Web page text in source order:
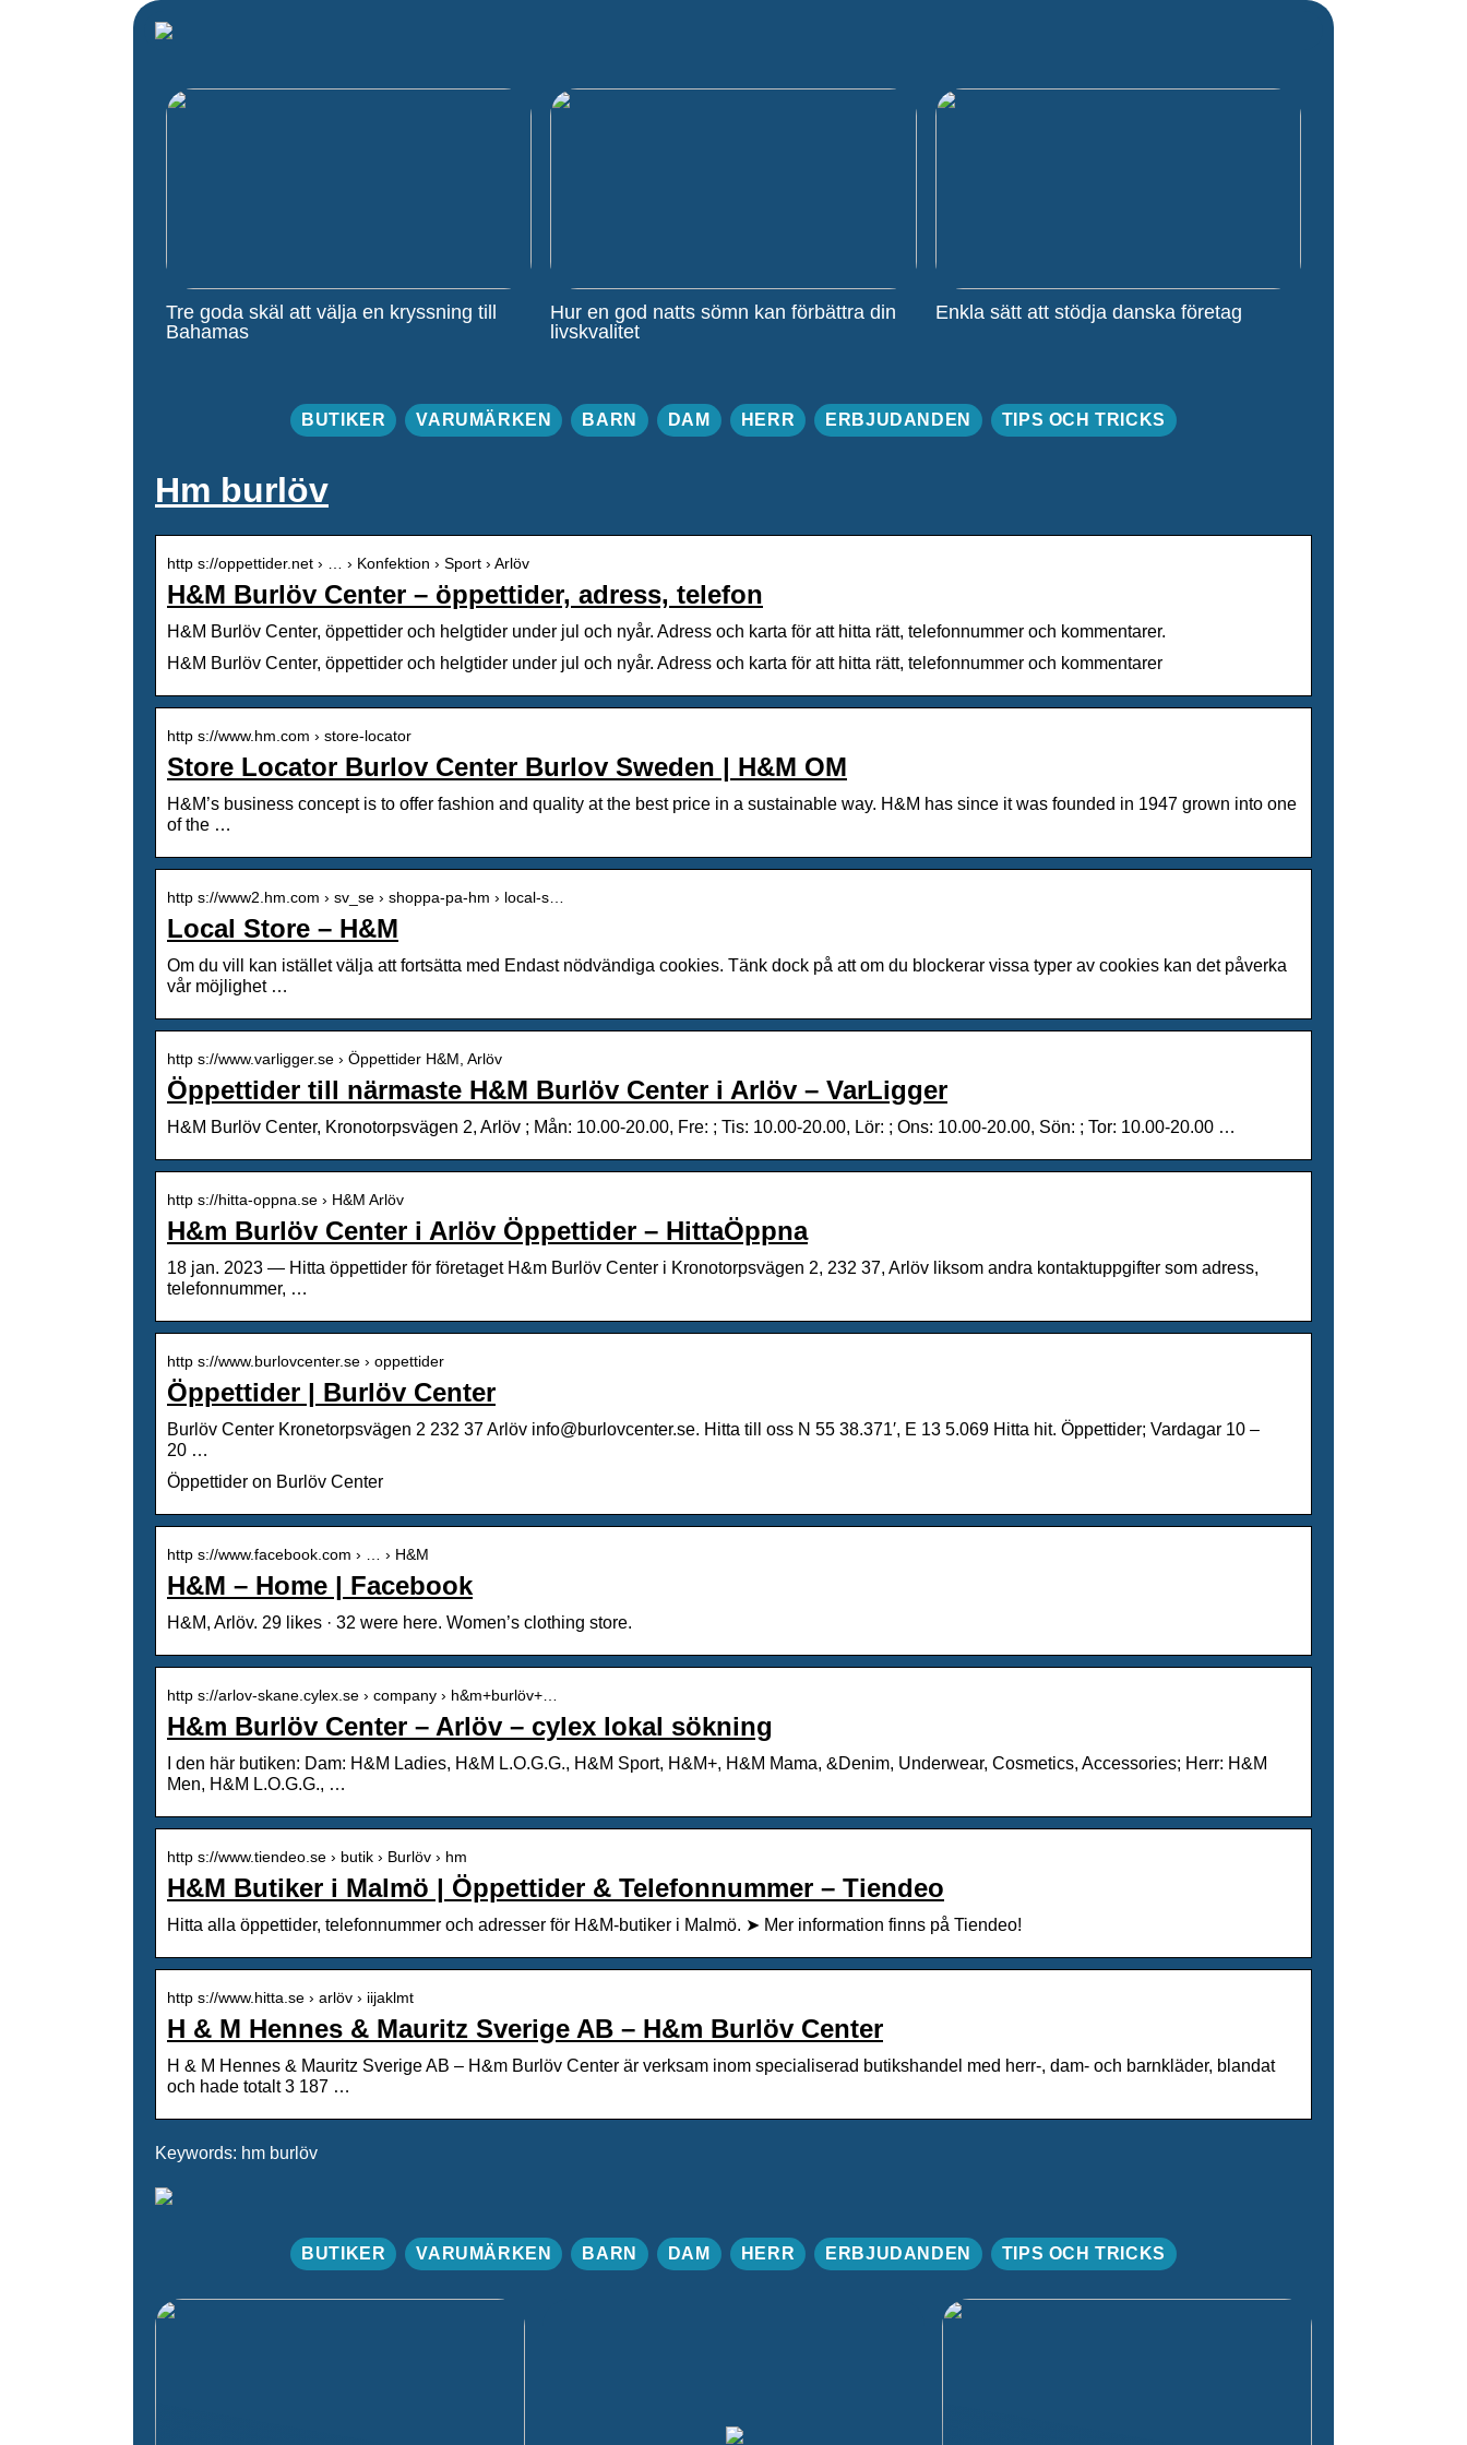
Tre goda skäl att välja en kryssning till
Bahamas
Hur en god natts sömn kan förbättra din
livskvalitet
Enkla sätt att stödja danska företag
BUTIKER VARUMÄRKEN BARN DAM HERR ERBJUDANDEN TIPS OCH TRICKS
Hm burlöv
http s://oppettider.net › … › Konfektion › Sport › Arlöv
H&M Burlöv Center – öppettider, adress, telefon
H&M Burlöv Center, öppettider och helgtider under jul och nyår. Adress och karta för att hitta rätt, telefonnummer och kommentarer.
H&M Burlöv Center, öppettider och helgtider under jul och nyår. Adress och karta för att hitta rätt, telefonnummer och kommentarer
http s://www.hm.com › store-locator
Store Locator Burlov Center Burlov Sweden | H&M OM
H&M’s business concept is to offer fashion and quality at the best price in a sustainable way. H&M has since it was founded in 1947 grown into one
of the …
http s://www2.hm.com › sv_se › shoppa-pa-hm › local-s…
Local Store – H&M
Om du vill kan istället välja att fortsätta med Endast nödvändiga cookies. Tänk dock på att om du blockerar vissa typer av cookies kan det påverka
vår möjlighet …
http s://www.varligger.se › Öppettider H&M, Arlöv
Öppettider till närmaste H&M Burlöv Center i Arlöv – VarLigger
H&M Burlöv Center, Kronotorpsvägen 2, Arlöv ; Mån: 10.00-20.00, Fre: ; Tis: 10.00-20.00, Lör: ; Ons: 10.00-20.00, Sön: ; Tor: 10.00-20.00 …
http s://hitta-oppna.se › H&M Arlöv
H&m Burlöv Center i Arlöv Öppettider – HittaÖppna
18 jan. 2023 — Hitta öppettider för företaget H&m Burlöv Center i Kronotorpsvägen 2, 232 37, Arlöv liksom andra kontaktuppgifter som adress,
telefonnummer, …
http s://www.burlovcenter.se › oppettider
Öppettider | Burlöv Center
Burlöv Center Kronetorpsvägen 2 232 37 Arlöv info@burlovcenter.se. Hitta till oss N 55 38.371′, E 13 5.069 Hitta hit. Öppettider; Vardagar 10 –
20 …
Öppettider on Burlöv Center
http s://www.facebook.com › … › H&M
H&M – Home | Facebook
H&M, Arlöv. 29 likes · 32 were here. Women’s clothing store.
http s://arlov-skane.cylex.se › company › h&m+burlöv+…
H&m Burlöv Center – Arlöv – cylex lokal sökning
I den här butiken: Dam: H&M Ladies, H&M L.O.G.G., H&M Sport, H&M+, H&M Mama, &Denim, Underwear, Cosmetics, Accessories; Herr: H&M
Men, H&M L.O.G.G., …
http s://www.tiendeo.se › butik › Burlöv › hm
H&M Butiker i Malmö | Öppettider & Telefonnummer – Tiendeo
Hitta alla öppettider, telefonnummer och adresser för H&M-butiker i Malmö. ➤ Mer information finns på Tiendeo!
http s://www.hitta.se › arlöv › iijaklmt
H & M Hennes & Mauritz Sverige AB – H&m Burlöv Center
H & M Hennes & Mauritz Sverige AB – H&m Burlöv Center är verksam inom specialiserad butikshandel med herr-, dam- och barnkläder, blandat
och hade totalt 3 187 …
Keywords: hm burlöv
BUTIKER VARUMÄRKEN BARN DAM HERR ERBJUDANDEN TIPS OCH TRICKS